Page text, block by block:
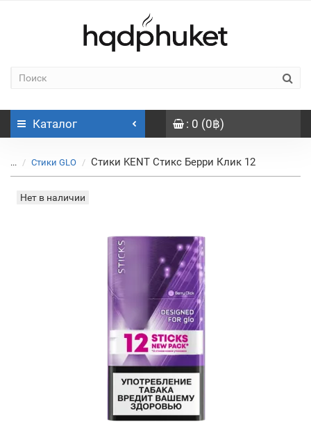
Каталог : 0 (0฿)
... Стики GLO Стики KENT Стикс Берри Клик 12
Нет в наличии